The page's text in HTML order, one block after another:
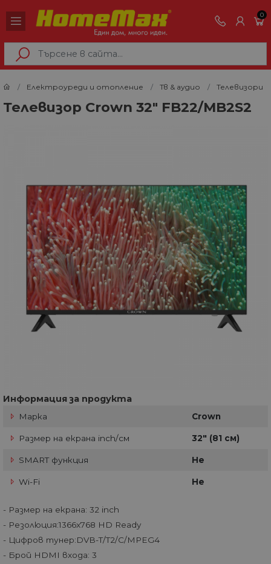
0
Електроуреди и отопление Тв & аудио Телевизори
Телевизор Crown 32" FB22/MB2S2
Информация за продукта
Марка Crown
Размер на екрана inch/см 32" (81 см)
SMART функция Не
Wi-Fi Не
- Размер на екрана: 32 inch
- Резолюция:1366x768 HD Ready
- Цифров тунер:DVB-T/T2/C/MPEG4
- Брой HDMI входа: 3